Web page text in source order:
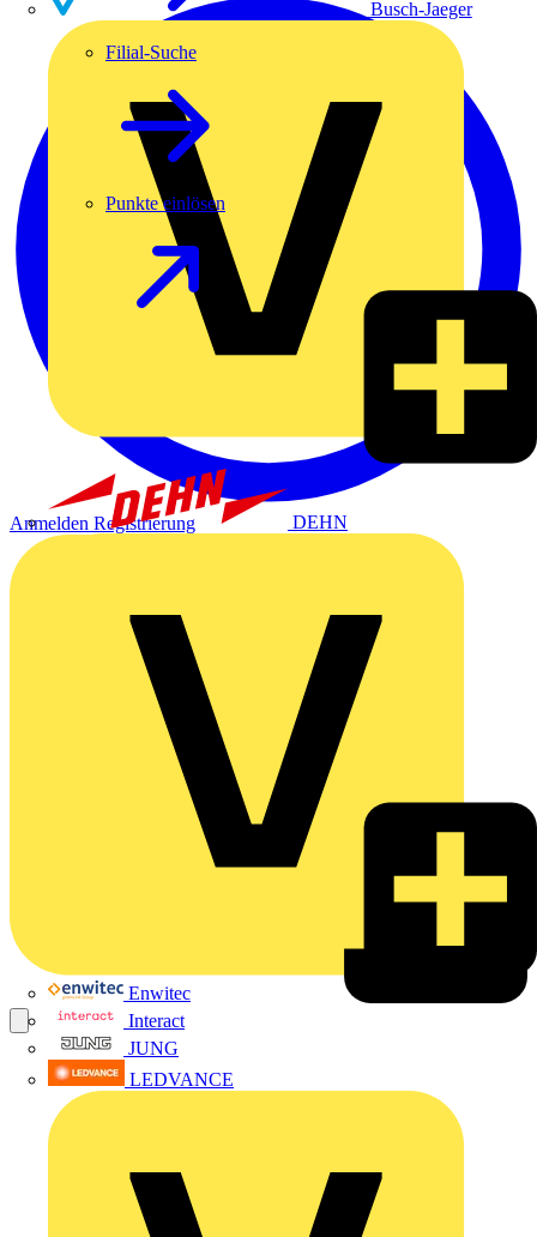
Busch-Jaeger
DEHN
Enwitec
Interact
JUNG
LEDVANCE
Filial-Suche
Punkte einlösen
Anmelden Registrierung